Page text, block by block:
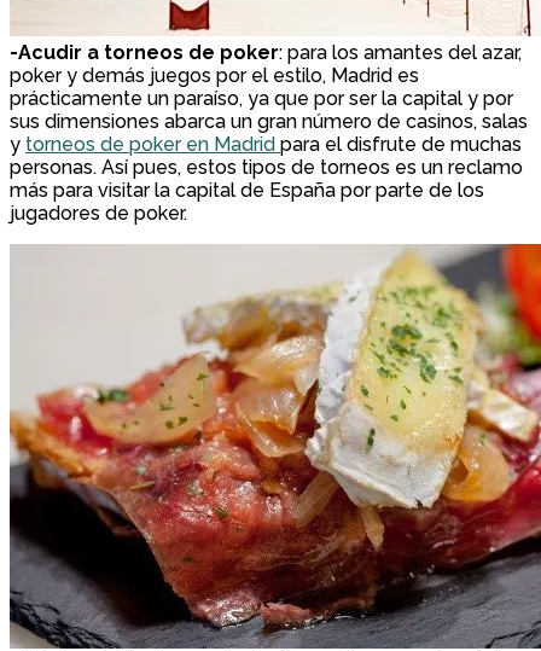
-Acudir a torneos de poker: para los amantes del azar,
poker y demás juegos por el estilo, Madrid es
prácticamente un paraíso, ya que por ser la capital y por
sus dimensiones abarca un gran número de casinos, salas
y torneos de poker en Madrid para el disfrute de muchas
personas. Así pues, estos tipos de torneos es un reclamo
más para visitar la capital de España por parte de los
jugadores de poker.